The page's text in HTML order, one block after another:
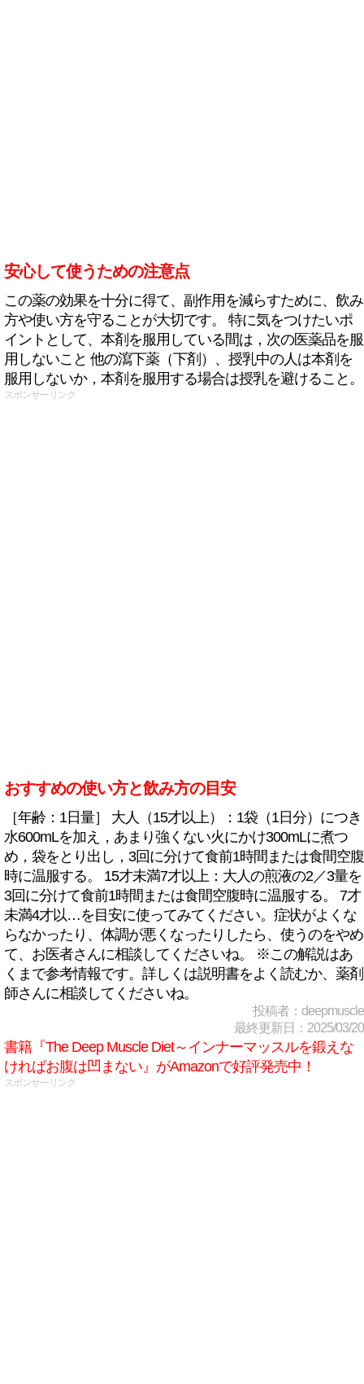
安心して使うための注意点
この薬の効果を十分に得て、副作用を減らすために、飲み
方や使い方を守ることが大切です。 特に気をつけたいポ
イントとして、本剤を服用している間は，次の医薬品を服
用しないこと 他の瀉下薬（下剤）、授乳中の人は本剤を
服用しないか，本剤を服用する場合は授乳を避けること。
スポンサーリンク
おすすめの使い方と飲み方の目安
［年齢：1日量］ 大人（15才以上）：1袋（1日分）につき
水600mLを加え，あまり強くない火にかけ300mLに煮つ
め，袋をとり出し，3回に分けて食前1時間または食間空腹
時に温服する。 15才未満7才以上：大人の煎液の2／3量を
3回に分けて食前1時間または食間空腹時に温服する。 7才
未満4才以…を目安に使ってみてください。症状がよくな
らなかったり、体調が悪くなったりしたら、使うのをやめ
て、お医者さんに相談してくださいね。 ※この解説はあ
くまで参考情報です。詳しくは説明書をよく読むか、薬剤
師さんに相談してくださいね。
投稿者：deepmuscle
最終更新日：2025/03/20
書籍『The Deep Muscle Diet～インナーマッスルを鍛えな
ければお腹は凹まない』がAmazonで好評発売中！
スポンサーリンク